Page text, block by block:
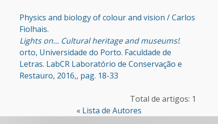
Physics and biology of colour and vision / Carlos
Fiolhais.
Lights on... Cultural heritage and museums!.
orto, Universidade do Porto. Faculdade de
Letras. LabCR Laboratório de Conservação e
Restauro, 2016,, pag. 18-33
Total de artigos: 1
« Lista de Autores